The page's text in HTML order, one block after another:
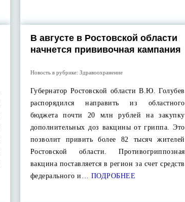
В августе в Ростовской области
начнется прививочная кампания
Новость в рубрике: Здравоохранение
Губернатор Ростовской области В.Ю. Голубев
распорядился направить из областного
бюджета почти 20 млн рублей на закупку
дополнительных доз вакцины от гриппа. Это
позволит привить более 82 тысяч жителей
Ростовской области. Противогриппозная
вакцина поставляется в регион за счет средств
федерального и… ПОДРОБНЕЕ